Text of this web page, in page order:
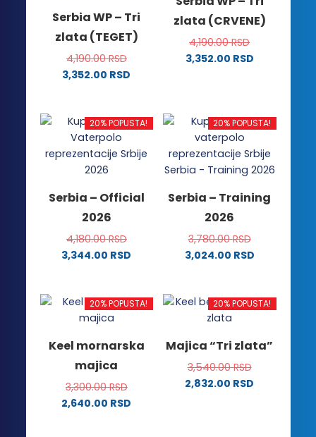
Serbia WP – Tri
zlata (TEGET)
4,190.00RSD
3,352.00 RSD
ima
više
varijanti.
Opcije
biti
izabrane
na
stranici
zlata (CRVENE)
4,190.00RSD
3,352.00 RSD
više
varijanti.
Opcije
mogu
izabrane
na
stranici
proizvoda.
20% POPUSTA!
Serbia – Official
2026
4,180.00RSD
3,344.00 RSD
ima
više
Opcije
mogu
biti
izabrane
20% POPUSTA!
Serbia – Training
2026
3,780.00RSD
3,024.00 RSD
ima
više
Opcije
mogu
biti
20% POPUSTA!
Keel mornarska
majica
3,300.00RSD
2,640.00 RSD
20% POPUSTA!
Majica “Tri zlata”
3,540.00RSD
2,832.00 RSD